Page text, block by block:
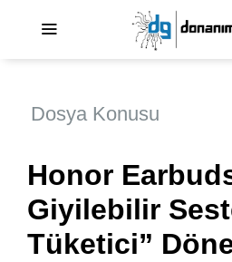
Dosya Konusu
Honor
Giyilebilir
Tüketici”